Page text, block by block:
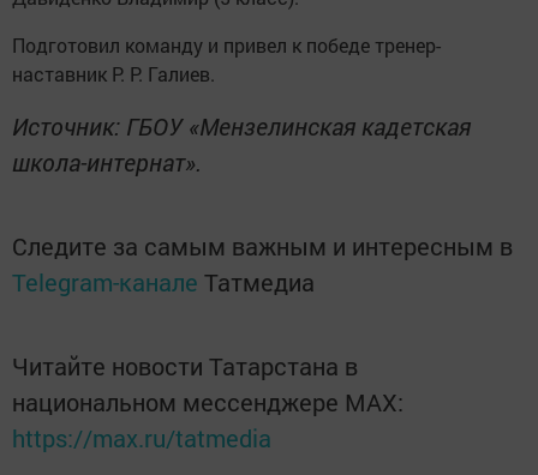
Подготовил команду и привел к победе тренер-
наставник Р. Р. Галиев.
Источник: ГБОУ «Мензелинская кадетская
школа-интернат».
Следите за самым важным и интересным в
Telegram-канале Татмедиа
Читайте новости Татарстана в
национальном мессенджере MАХ:
https://max.ru/tatmedia